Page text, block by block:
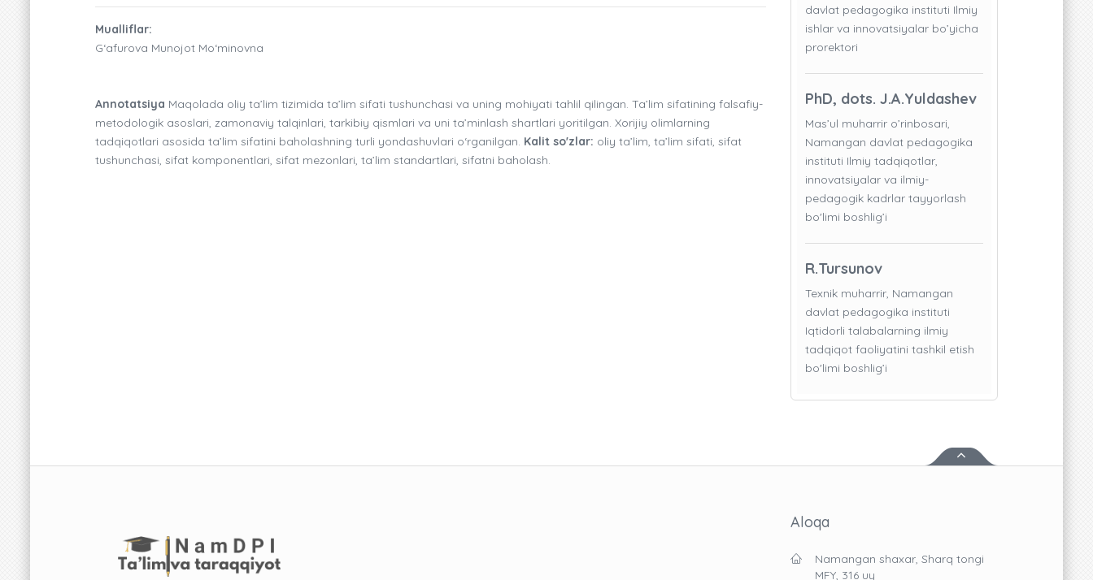
Mualliflar:
G‘afurova Munojot Mo‘minovna
Annotatsiya Maqolada oliy ta’lim tizimida ta’lim sifati tushunchasi va uning mohiyati tahlil qilingan. Ta’lim sifatining falsafiy-
metodologik asoslari, zamonaviy talqinlari, tarkibiy qismlari va uni ta’minlash shartlari yoritilgan. Xorijiy olimlarning
tadqiqotlari asosida ta’lim sifatini baholashning turli yondashuvlari o‘rganilgan. Kalit so'zlar: oliy ta’lim, ta’lim sifati, sifat
tushunchasi, sifat komponentlari, sifat mezonlari, ta’lim standartlari, sifatni baholash.
davlat pedagogika instituti Ilmiy
ishlar va innovatsiyalar bo’yicha
prorektori
PhD, dots. J.A.Yuldashev
Mas’ul muharrir o’rinbosari,
Namangan davlat pedagogika
instituti Ilmiy tadqiqotlar,
innovatsiyalar va ilmiy-
pedagogik kadrlar tayyorlash
bo'limi boshlig’i
R.Tursunov
Texnik muharrir, Namangan
davlat pedagogika instituti
Iqtidorli talabalarning ilmiy
tadqiqot faoliyatini tashkil etish
bo'limi boshlig’i
Aloqa
Namangan shaxar, Sharq tongi
MFY, 316 uy